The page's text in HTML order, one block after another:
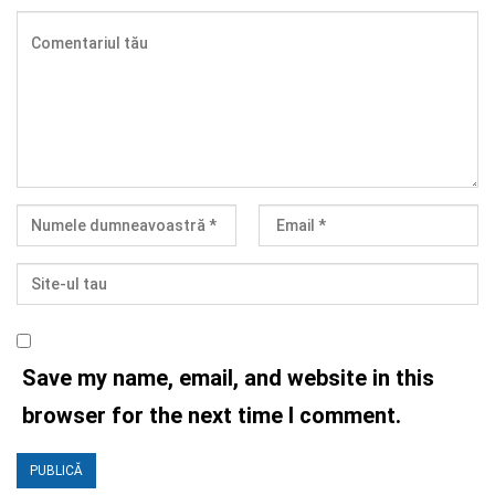
Save my name, email, and website in this
browser for the next time I comment.